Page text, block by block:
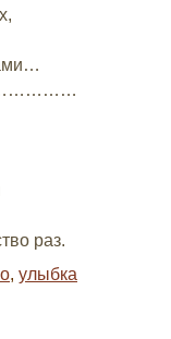
раз.
, улыбка